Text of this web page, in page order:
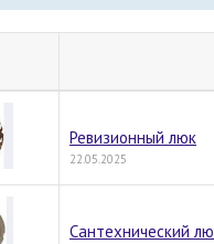
Ревизионный люк
22.05.2025
Сантехнический